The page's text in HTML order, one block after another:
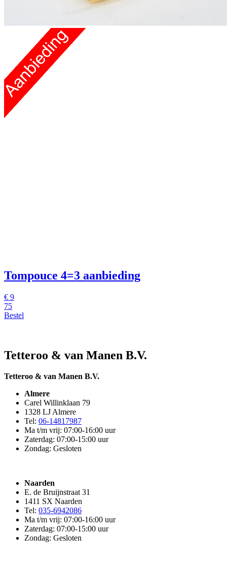
Tompouce 4=3 aanbieding
€ 9
75
Bestel
Tetteroo & van Manen B.V.
Tetteroo & van Manen B.V.
Almere
Carel Willinklaan 79
1328 LJ Almere
Tel: 06-14817987
Ma t/m vrij: 07:00-16:00 uur
Zaterdag: 07:00-15:00 uur
Zondag: Gesloten
Naarden
E. de Bruijnstraat 31
1411 SX Naarden
Tel: 035-6942086
Ma t/m vrij: 07:00-16:00 uur
Zaterdag: 07:00-15:00 uur
Zondag: Gesloten